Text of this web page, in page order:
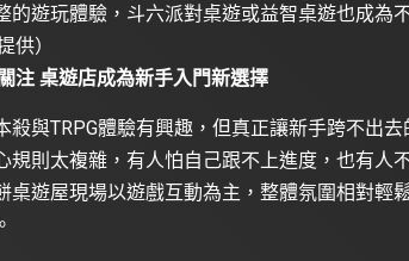
的遊玩體驗，斗六派對桌遊或益智桌遊也成為
供）
注 桌遊店成為新手入門新選擇
殺與TRPG體驗有興趣，但真正讓新手跨不出
規則太複雜，有人怕自己跟不上進度，也有人
桌遊屋現場以遊戲互動為主，整體氛圍相對輕